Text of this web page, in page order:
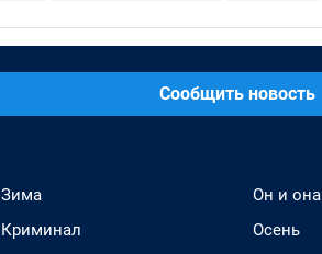
Сообщить новость
Зима
Криминал
Он и она
Осень